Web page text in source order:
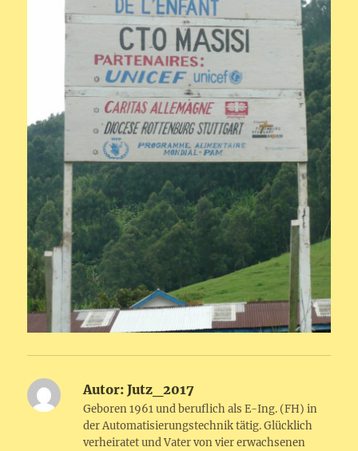
Autor: Jutz_2017
Geboren 1961 und beruflich als E-Ing. (FH) in
der Automatisierungstechnik tätig. Glücklich
verheiratet und Vater von vier erwachsenen